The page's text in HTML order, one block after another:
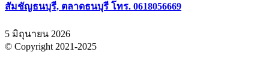
สัมชัญธนบุรี, ตลาดธนบุรี โทร. 0618056669
5 มิถุนายน 2026
© Copyright 2021-2025